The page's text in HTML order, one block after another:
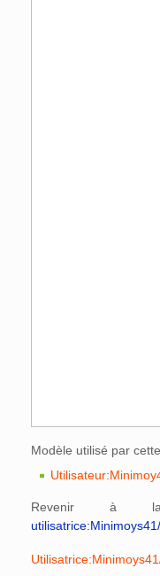
Modèle utilisé par
Revenir à